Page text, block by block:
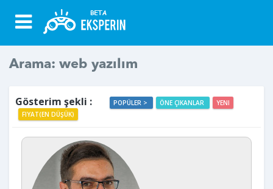
Arama: web yazılım
Gösterim şekli : POPÜLER > ÖNE ÇIKANLAR
YENI
FIYAT(EN DÜŞÜK)